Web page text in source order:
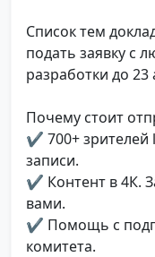
Список тем
подать заявку с
разработки до 23
Почему стоит
✔ 700+ зрителей
записи.
✔ Контент в 4К.
вами.
✔ Помощь с
комитета.